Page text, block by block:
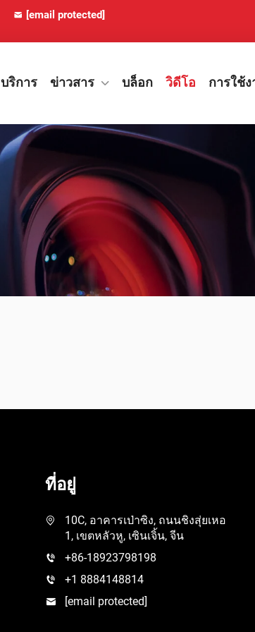
[email protected]
บริการ ข่าวสาร บล็อก วิดีโอ การใช้
ที่อยู่
10C, อาคารเป่าซิง, ถนนชิงสุ่ยเหอ
1, เขตหลัวหู, เซินเจิ้น, จีน
+86-18923798198
+1 8884148814
[email protected]